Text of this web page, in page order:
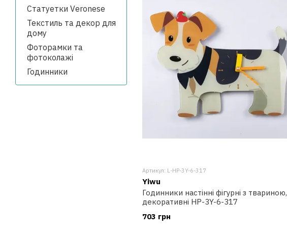
Артикул: L-HP-3Y-6-317
Yiwu
Годинники настінні фігурні з твариною,
декоративні HP-3Y-6-317
703 грн
Статуетки Veronese
Текстиль та декор для
дому
Фоторамки та
фотоколажі
Годинники